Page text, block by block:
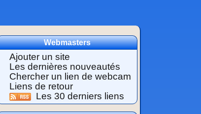
Webmasters
Ajouter un site
Les dernières nouveautés
Chercher un lien de webcam
Liens de retour
Les 30 derniers liens